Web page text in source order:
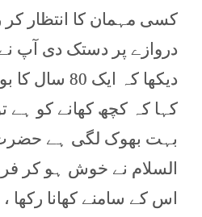
کسی مہمان کا انتظار
دروازے پر دستک دی آپ نے
دیکھا کہ ایک
کہا کہ کچھ کھانے کو ہے
بہت بھوک لگی ہے حضرت
السلام نے خوش ہو کر
اس کے سامنے کھانا رکھا